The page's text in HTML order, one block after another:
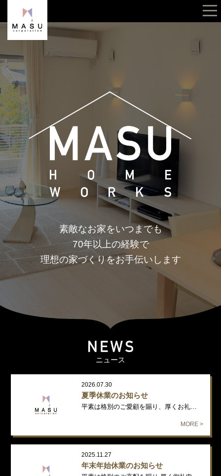
素敵なお家をいつまでも
70年以上の経験で
理想の家づくりをお手伝いします
ニュース
2026.07.30
夏季休業のお知らせ
MORE >
2025.11.27
年末年始休業のお知らせ